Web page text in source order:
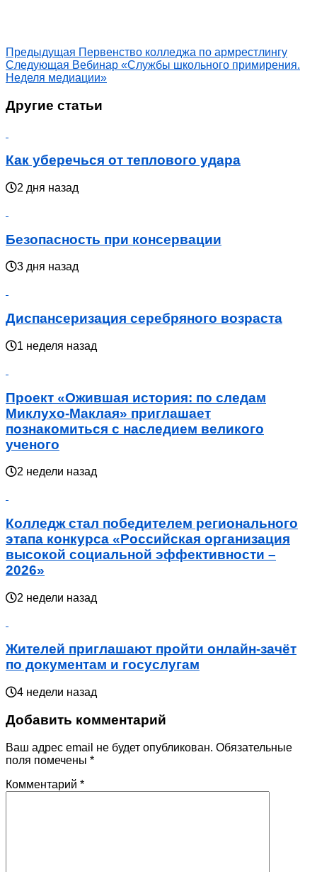
Предыдущая Первенство колледжа по армрестлингу
Следующая Вебинар «Службы школьного примирения.
Неделя медиации»
Другие статьи
Как уберечься от теплового удара
2 дня назад
Безопасность при консервации
3 дня назад
Диспансеризация серебряного возраста
1 неделя назад
Проект «Ожившая история: по следам
Миклухо-Маклая» приглашает
познакомиться с наследием великого
ученого
2 недели назад
Колледж стал победителем регионального
этапа конкурса «Российская организация
высокой социальной эффективности –
2026»
2 недели назад
Жителей приглашают пройти онлайн-зачёт
по документам и госуслугам
4 недели назад
Добавить комментарий
Ваш адрес email не будет опубликован. Обязательные
поля помечены *
Комментарий *